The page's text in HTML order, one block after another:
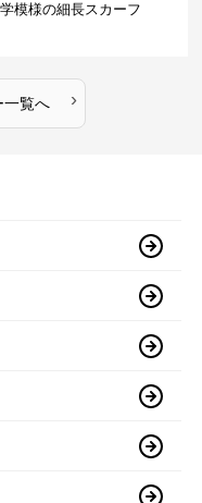
模様の細長スカーフ
一覧へ ›